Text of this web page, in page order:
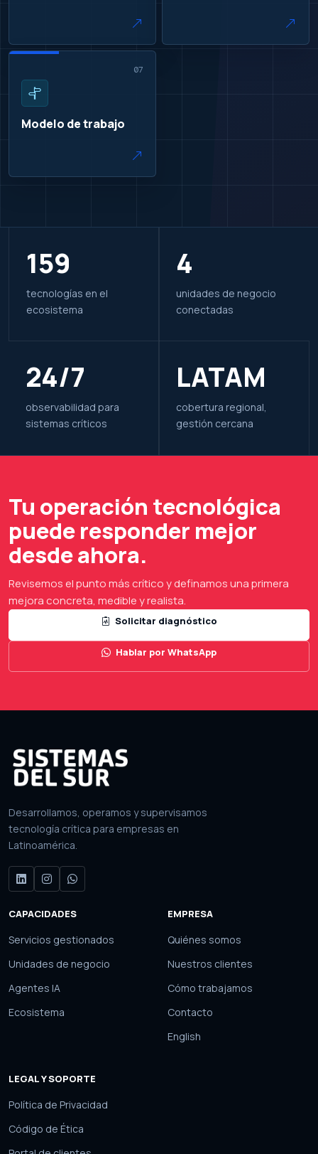
07
Modelo de trabajo
159
tecnologías en el
ecosistema
4
unidades de negocio
conectadas
24/7
observabilidad para
sistemas críticos
LATAM
cobertura regional,
gestión cercana
Tu operación tecnológica
puede responder mejor
desde ahora.
Revisemos el punto más crítico y definamos una primera
mejora concreta, medible y realista.
Solicitar diagnóstico
Hablar por WhatsApp
Desarrollamos, operamos y supervisamos
tecnología crítica para empresas en
Latinoamérica.
CAPACIDADES
Servicios gestionados
Unidades de negocio
Agentes IA
Ecosistema
EMPRESA
Quiénes somos
Nuestros clientes
Cómo trabajamos
Contacto
English
LEGAL Y SOPORTE
Política de Privacidad
Código de Ética